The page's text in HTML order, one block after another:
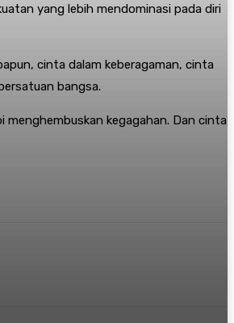
yang lebih mendominasi pada diri
cinta dalam keberagaman, cinta
bangsa.
kegagahan. Dan cinta